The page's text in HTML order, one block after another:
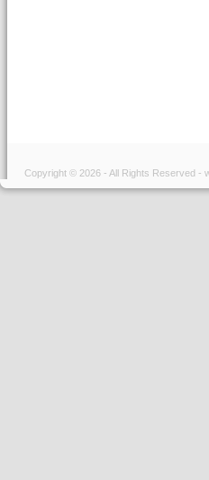
Copyright © 2026 - All Rights Reserved -